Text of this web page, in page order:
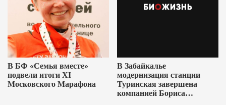
В БФ «Семья вместе»
подвели итоги XI
Московского Марафона
В Забайкалье
модернизация станции
Туринская завершена
компанией Бориса